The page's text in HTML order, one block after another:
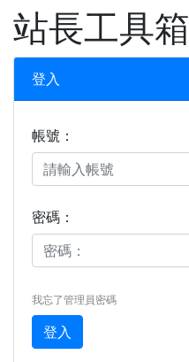
XOOPS
站長工具箱
登入
帳號：
密碼：
我忘了管理員密碼
登入